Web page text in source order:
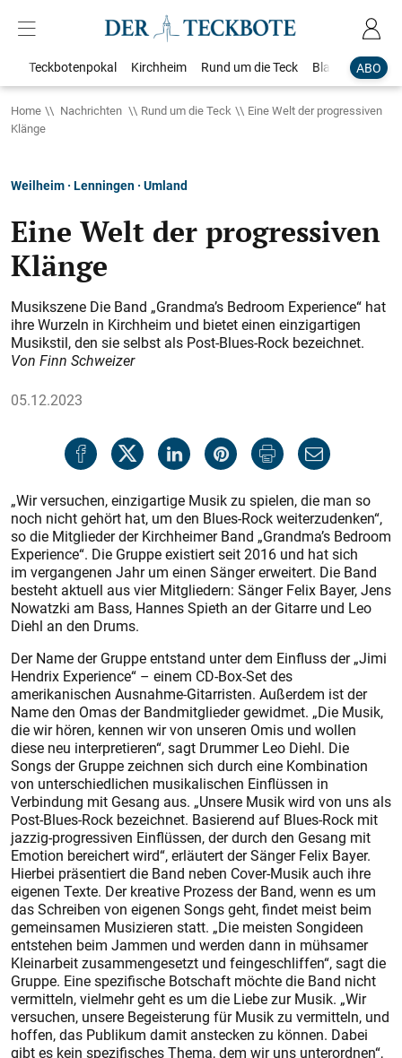
ABO
Teckbotenpokal Kirchheim Rund um die Teck Blaulicht
Home Nachrichten Rund um die Teck
Eine Welt der progressiven
Klänge
Weilheim · Lenningen · Umland
Eine Welt der progressiven
Klänge
Musikszene Die Band „Grandma’s Bedroom Experience“ hat
ihre Wurzeln in Kirchheim und bietet einen einzigartigen
Musikstil, den sie selbst als Post-Blues-Rock bezeichnet.
Von Finn Schweizer
05.12.2023
„Wir versuchen, einzigartige Musik zu spielen, die man so
noch nicht gehört hat, um den Blues-Rock weiterzudenken“,
so die Mitglieder der Kirchheimer Band „Grandma’s Bedroom
Experience“. Die Gruppe existiert seit 2016 und hat sich
im vergangenen Jahr um einen Sänger erweitert. Die Band
besteht aktuell aus vier Mitgliedern: Sänger Felix Bayer, Jens
Nowatzki am Bass, Hannes Spieth an der Gitarre und Leo
Diehl an den Drums.
Der Name der Gruppe entstand unter dem Einfluss der „Jimi
Hendrix Experience“ – einem CD-Box-Set des
amerikanischen Ausnahme-Gitarristen. Außerdem ist der
Name den Omas der Bandmitglieder gewidmet. „Die Musik,
die wir hören, kennen wir von unseren Omis und wollen
diese neu interpretieren“, sagt Drummer Leo Diehl. Die
Songs der Gruppe zeichnen sich durch eine Kombination
von unterschiedlichen musikalischen Einflüssen in
Verbindung mit Gesang aus. „Unsere Musik wird von uns als
Post-Blues-Rock bezeichnet. Basierend auf Blues-Rock mit
jazzig-progressiven Einflüssen, der durch den Gesang mit
Emotion bereichert wird“, erläutert der Sänger Felix Bayer.
Hierbei präsentiert die Band neben Cover-Musik auch ihre
eigenen Texte. Der kreative Prozess der Band, wenn es um
das Schreiben von eigenen Songs geht, findet meist beim
gemeinsamen Musizieren statt. „Die meisten Songideen
entstehen beim Jammen und werden dann in mühsamer
Kleinarbeit zusammengesetzt und feingeschliffen“, sagt die
Gruppe. Eine spezifische Botschaft möchte die Band nicht
vermitteln, vielmehr geht es um die Liebe zur Musik. „Wir
versuchen, unsere Begeisterung für Musik zu vermitteln, und
hoffen, das Publikum damit anstecken zu können. Dabei
gibt es kein spezifisches Thema, dem wir uns unterordnen“,